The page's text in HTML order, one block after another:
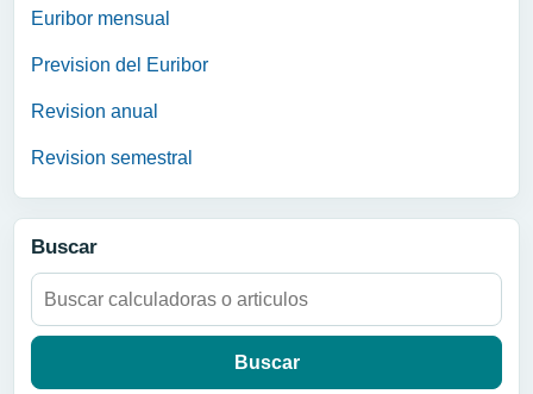
Euribor mensual
Prevision del Euribor
Revision anual
Revision semestral
Buscar
Buscar: